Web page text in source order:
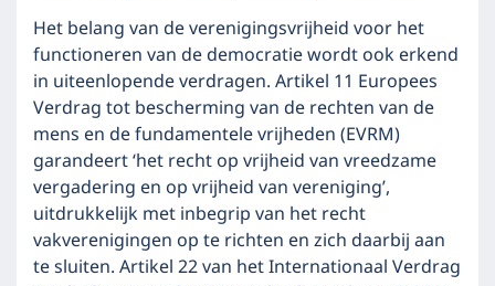
Het belang van de verenigingsvrijheid voor het
functioneren van de democratie wordt ook erkend
in uiteenlopende verdragen. Artikel 11 Europees
Verdrag tot bescherming van de rechten van de
mens en de fundamentele vrijheden (EVRM)
garandeert ‘het recht op vrijheid van vreedzame
vergadering en op vrijheid van vereniging’,
uitdrukkelijk met inbegrip van het recht
vakverenigingen op te richten en zich daarbij aan
te sluiten. Artikel 22 van het Internationaal Verdrag